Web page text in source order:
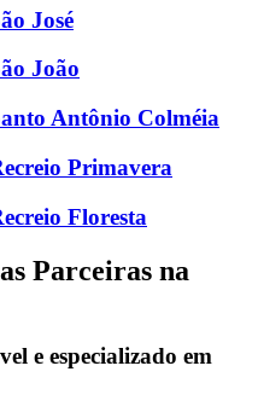
José
João
Antônio Colméia
Primavera
Floresta
Parceiras na
e especializado em